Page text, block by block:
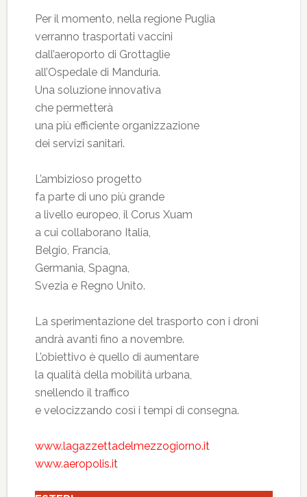
Per il momento, nella regione Puglia
verranno trasportati vaccini
dall’aeroporto di Grottaglie
all’Ospedale di Manduria.
Una soluzione innovativa
che permetterà
una più efficiente organizzazione
dei servizi sanitari.
L’ambizioso progetto
fa parte di uno più grande
a livello europeo, il Corus Xuam
a cui collaborano Italia,
Belgio, Francia,
Germania, Spagna,
Svezia e Regno Unito.
La sperimentazione del trasporto con i droni
andrà avanti fino a novembre.
L’obiettivo è quello di aumentare
la qualità della mobilità urbana,
snellendo il traffico
e velocizzando così i tempi di consegna.
www.lagazzettadelmezzogiorno.it
www.aeropolis.it